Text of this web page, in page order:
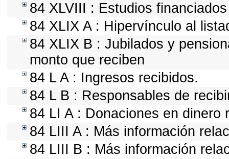
84 XLVIII : Estudios
84 XLIX A : Hipervínculo al
84 XLIX B : Jubilados y
monto que reciben
84 L A : Ingresos recibidos.
84 L B : Responsables de
84 LI A : Donaciones en dinero
84 LIII A : Más información
84 LIII B : Más información